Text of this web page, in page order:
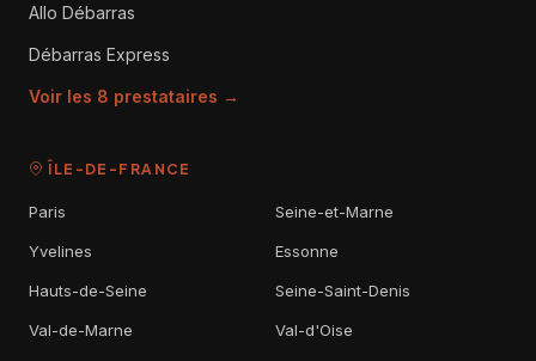
Allo Débarras
Débarras Express
Voir les 8 prestataires →
ÎLE-DE-FRANCE
Paris Seine-et-Marne
Yvelines Essonne
Hauts-de-Seine Seine-Saint-Denis
Val-de-Marne Val-d'Oise